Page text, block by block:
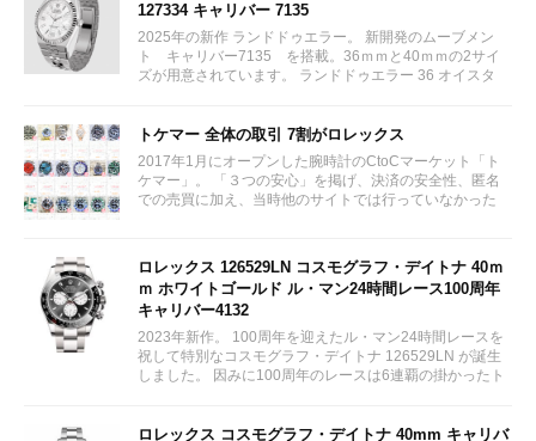
127334 キャリバー 7135
2025年の新作 ランドドゥエラー。 新開発のムーブメン
ト キャリバー7135 を搭載。36ｍｍと40ｍｍの2サイ
ズが用意されています。 ランドドゥエラー 36 オイスタ
トケマー 全体の取引 7割がロレックス
2017年1月にオープンした腕時計のCtoCマーケット「ト
ケマー」。 「３つの安心」を掲げ、決済の安全性、匿名
での売買に加え、当時他のサイトでは行っていなかった
ロレックス 126529LN コスモグラフ・デイトナ 40ｍ
ｍ ホワイトゴールド ル・マン24時間レース100周年
キャリバー4132
2023年新作。 100周年を迎えたル・マン24時間レースを
祝して特別なコスモグラフ・デイトナ 126529LN が誕生
しました。 因みに100周年のレースは6連覇の掛かったト
ロレックス コスモグラフ・デイトナ 40mm キャリバ